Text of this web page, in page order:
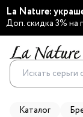
La Nature:
Доп. скидка 3% на
Каталог